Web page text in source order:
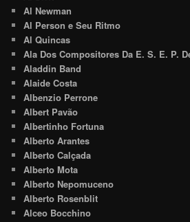
Al Newman
Al Person e Seu Ritmo
Al Quincas
Ala Dos Compositores Da E. S. E. P.
Aladdin Band
Alaide Costa
Albenzio Perrone
Albert Pavão
Albertinho Fortuna
Alberto Arantes
Alberto Calçada
Alberto Mota
Alberto Nepomuceno
Alberto Rosenblit
Alceo Bocchino